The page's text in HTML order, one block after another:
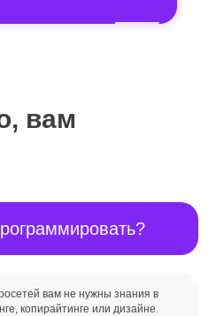
вам
вам не нужны знания в
копирайтинге или дизайне.